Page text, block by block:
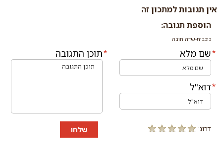
אין תגובות למתכון זה
הוספת תגובה:
כוכבית-שדה חובה
שם מלא
דוא"ל
תוכן התגובה
דרוג: שלחו